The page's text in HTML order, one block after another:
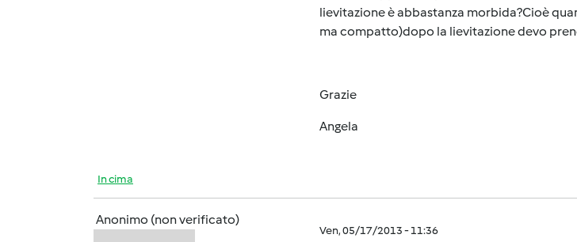
lievitazione è abbastanza morbida?Cioè
ma compatto)dopo la lievitazione devo
Grazie
Angela
In cima
Anonimo (non verificato)
Ven, 05/17/2013 - 11:36